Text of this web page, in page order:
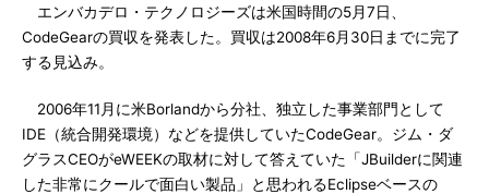
エンバカデロ・テクノロジーズは米国時間の5月7日、
CodeGearの買収を発表した。買収は2008年6月30日までに完了
する見込み。
2006年11月に米Borlandから分社、独立した事業部門として
IDE（統合開発環境）などを提供していたCodeGear。ジム・ダ
グラスCEOがeWEEKの取材に対して答えていた「JBuilderに関連
した非常にクールで面白い製品」と思われるEclipseベースの